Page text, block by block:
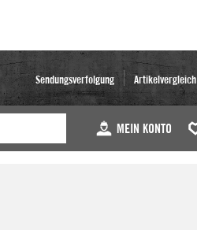
Sendungsverfolgung Artikelvergleich
MEIN KONTO